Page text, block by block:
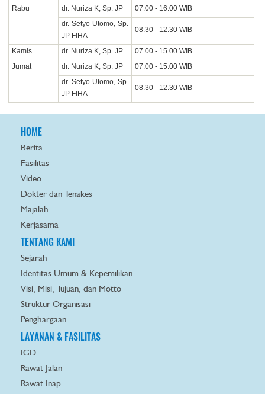
Rabu
dr. Nuriza K, Sp. JP
07.00 - 16.00 WIB
dr. Setyo Utomo, Sp.
JP FIHA
08.30 - 12.30 WIB
Kamis dr. Nuriza K, Sp. JP
07.00 - 15.00 WIB
Jumat
dr. Nuriza K, Sp. JP
07.00 - 15.00 WIB
dr. Setyo Utomo, Sp.
JP FIHA
08.30 - 12.30 WIB
HOME
Berita
Fasilitas
Video
Dokter dan Tenakes
Majalah
Kerjasama
TENTANG KAMI
Sejarah
Identitas Umum & Kepemilikan
Visi, Misi, Tujuan, dan Motto
Struktur Organisasi
Penghargaan
LAYANAN & FASILITAS
IGD
Rawat Jalan
Rawat Inap